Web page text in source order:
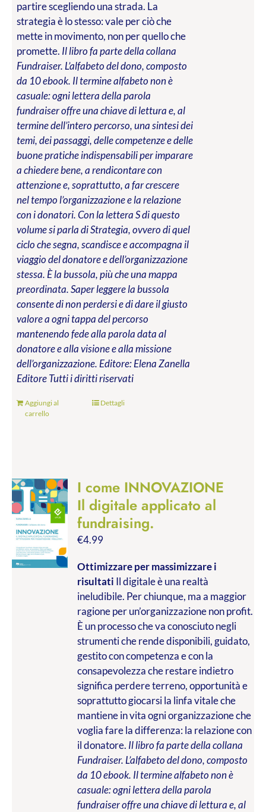
partire scegliendo una strada. La
strategia è lo stesso: vale per ciò che
mette in movimento, non per quello che
promette. Il libro fa parte della collana
Fundraiser. L’alfabeto del dono, composto
da 10 ebook. Il termine alfabeto non è
casuale: ogni lettera della parola
fundraiser offre una chiave di lettura e, al
termine dell’intero percorso, una sintesi dei
temi, dei passaggi, delle competenze e delle
buone pratiche indispensabili per imparare
a chiedere bene, a rendicontare con
attenzione e, soprattutto, a far crescere
nel tempo l’organizzazione e la relazione
con i donatori. Con la lettera S di questo
volume si parla di Strategia, ovvero di quel
ciclo che segna, scandisce e accompagna il
viaggio del donatore e dell’organizzazione
stessa. È la bussola, più che una mappa
preordinata. Saper leggere la bussola
consente di non perdersi e di dare il giusto
valore a ogni tappa del percorso
mantenendo fede alla parola data al
donatore e alla visione e alla missione
dell’organizzazione. Editore: Elena Zanella
EditoreTutti i diritti riservati
Aggiungi al
carrello
Dettagli
I come INNOVAZIONE
Il digitale applicato al
fundraising.
€4.99
Ottimizzare per massimizzare i
risultati Il digitale è una realtà
ineludibile. Per chiunque, ma a maggior
ragione per un’organizzazione non profit.
È un processo che va conosciuto negli
strumenti che rende disponibili, guidato,
gestito con competenza e con la
consapevolezza che restare indietro
significa perdere terreno, opportunità e
soprattutto giocarsi la linfa vitale che
mantiene in vita ogni organizzazione che
voglia fare la differenza: la relazione con
il donatore. Il libro fa parte della collana
Fundraiser. L’alfabeto del dono, composto
da 10 ebook. Il termine alfabeto non è
casuale: ogni lettera della parola
fundraiser offre una chiave di lettura e, al